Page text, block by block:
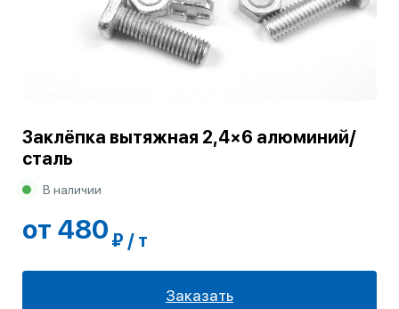
Заклёпка вытяжная 2,4×6 алюминий/
сталь
В наличии
от 480 ₽ / т
Заказать